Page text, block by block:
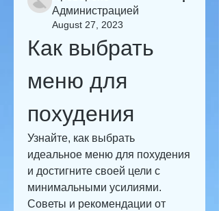
Администрацией
August 27, 2023
Как выбрать
меню для
похудения
Узнайте, как выбрать
идеальное меню для похудения
и достигните своей цели с
минимальными усилиями.
Советы и рекомендации от